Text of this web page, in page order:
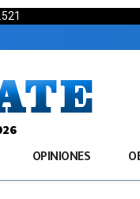
OPINIONES